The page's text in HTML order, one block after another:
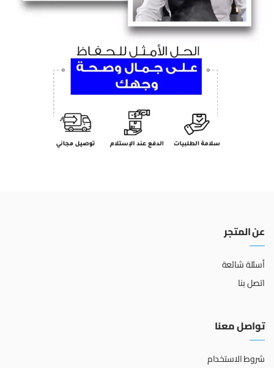
عن المتجر
أسئلة شائعة
اتصل بنا
تواصل معنا
شروط الاستخدام